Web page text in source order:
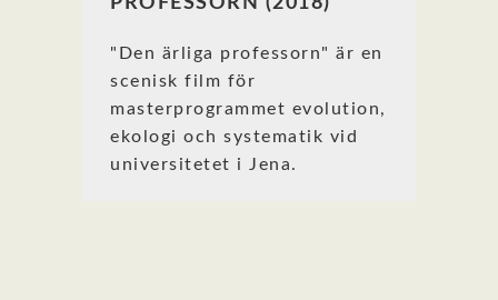
"Den ärliga professorn" är en
scenisk film för
masterprogrammet evolution,
ekologi och systematik vid
universitetet i Jena.